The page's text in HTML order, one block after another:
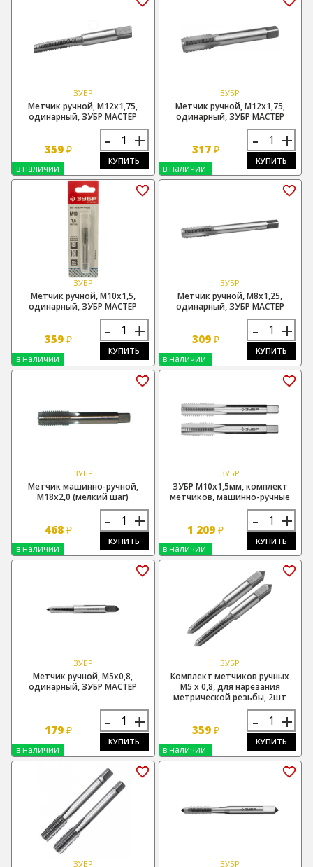
ЗУБР
Метчик ручной, М12х1,75,
одинарный, ЗУБР МАСТЕР
359₽ - +
КУПИТЬ
в наличии
ЗУБР
Метчик ручной, М12х1,75,
одинарный, ЗУБР МАСТЕР
317 ₽ - +
КУПИТЬ
в наличии
ЗУБР
Метчик ручной, М10х1,5,
одинарный, ЗУБР МАСТЕР
359₽ - +
КУПИТЬ
в наличии
ЗУБР
Метчик ручной, М8х1,25,
одинарный, ЗУБР МАСТЕР
309 ₽ - +
КУПИТЬ
в наличии
ЗУБР
Метчик машинно-ручной,
М18х2,0 (мелкий шаг)
468₽ - +
КУПИТЬ
в наличии
ЗУБР
ЗУБР М10х1,5мм, комплект
метчиков, машинно-ручные
1 209₽ - +
КУПИТЬ
в наличии
ЗУБР
Метчик ручной, М5х0,8,
одинарный, ЗУБР МАСТЕР
179₽ - +
КУПИТЬ
в наличии
ЗУБР
Комплект метчиков ручных
М5 х 0,8, для нарезания
метрической резьбы, 2шт
359 ₽ - +
КУПИТЬ
в наличии
ЗУБР ЗУБР